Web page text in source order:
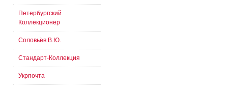
Петербургский
Коллекционер
Соловьёв В.Ю.
Стандарт-Коллекция
Укрпочта